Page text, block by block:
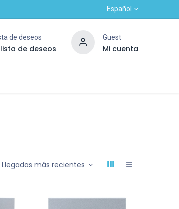
Español
de deseos
de deseos
Guest
Mi cuenta
Llegadas más recientes